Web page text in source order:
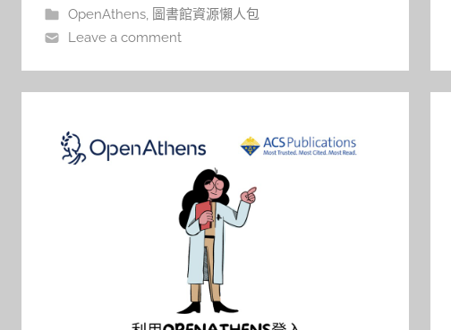
除瀏覽歷史的情況下
OpenAthens, 圖書館資源懶人包
Leave a comment